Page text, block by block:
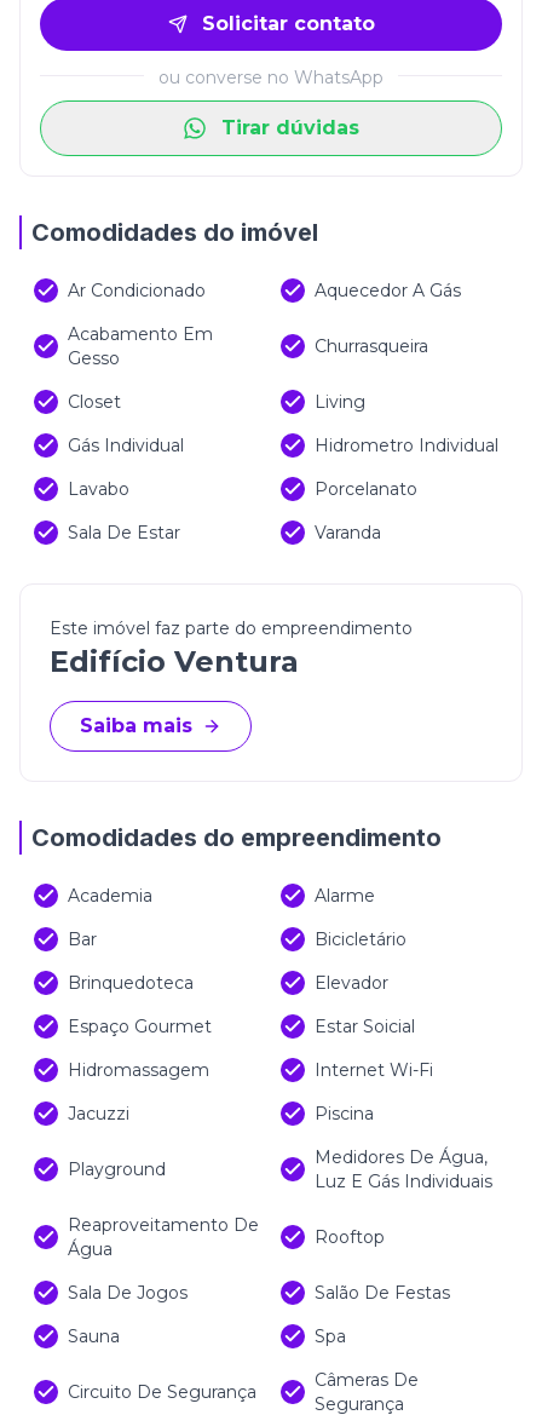
uma experiência única no litoral catarinense.
Solicitar contato
ou converse no WhatsApp
Tirar dúvidas
Comodidades do imóvel
Ar Condicionado
Aquecedor A Gás
Acabamento Em
Gesso
Churrasqueira
Closet
Living
Gás Individual
Hidrometro Individual
Lavabo
Porcelanato
Sala De Estar
Varanda
Este imóvel faz parte do empreendimento
Edifício Ventura
Saiba mais
Comodidades do empreendimento
Academia
Alarme
Bar
Bicicletário
Brinquedoteca
Elevador
Espaço Gourmet
Estar Soicial
Hidromassagem
Internet Wi-Fi
Jacuzzi
Piscina
Playground
Medidores De Água,
Luz E Gás Individuais
Reaproveitamento De
Água
Rooftop
Sala De Jogos
Salão De Festas
Sauna
Spa
Circuito De Segurança
Câmeras De
Segurança